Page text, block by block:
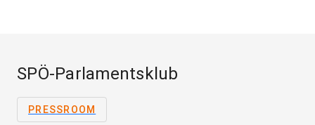
SPÖ-Parlamentsklub
PRESSROOM